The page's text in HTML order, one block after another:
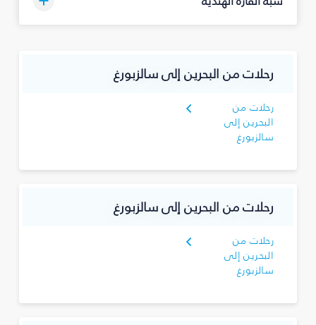
رحلات من البحرين إلى سالزبورغ
رحلات من
البحرين إلى
سالزبورغ
رحلات من البحرين إلى سالزبورغ
رحلات من
البحرين إلى
سالزبورغ